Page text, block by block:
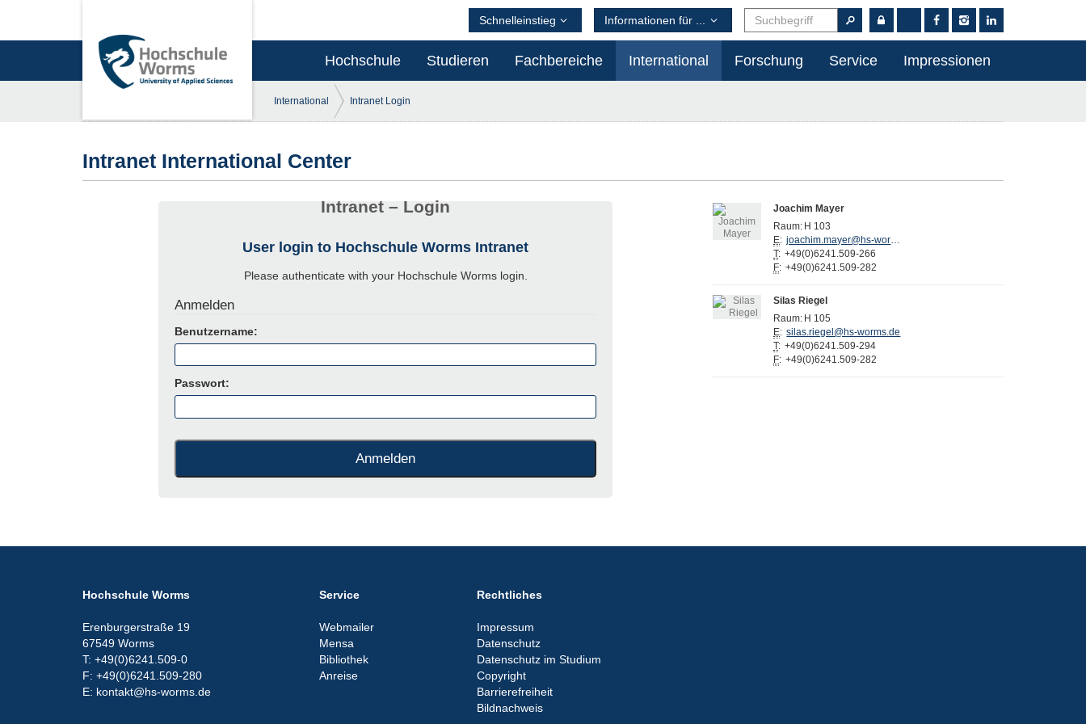
Hochschule Studieren Fachbereiche International Forschung Service Impressionen
Schnelleinstieg Informationen für ...
International Intranet Login
Intranet International Center
Intranet – Login
User login to Hochschule Worms Intranet
Please authenticate with your Hochschule Worms login.
Anmelden
Benutzername:
Passwort:
Joachim Mayer
Raum: H 103
E:
joachim.mayer@hs-worms.de
T: +49(0)6241.509-266
F: +49(0)6241.509-282
Silas Riegel
Raum: H 105
E: silas.riegel@hs-worms.de
T: +49(0)6241.509-294
F: +49(0)6241.509-282
Hochschule Worms
Erenburgerstraße 19
67549 Worms
T: +49(0)6241.509-0
F: +49(0)6241.509-280
E: kontakt@hs-worms.de
Service
Webmailer
Mensa
Bibliothek
Anreise
Rechtliches
Impressum
Datenschutz
Datenschutz im Studium
Copyright
Barrierefreiheit
Bildnachweis